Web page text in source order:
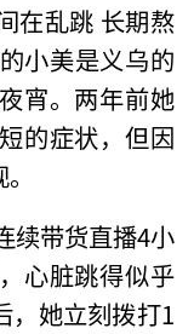
在乱跳 长期熬
小美是义乌的
宵。两年前她
的症状，但因
续带货直播4小
心脏跳得似乎
，她立刻拨打1